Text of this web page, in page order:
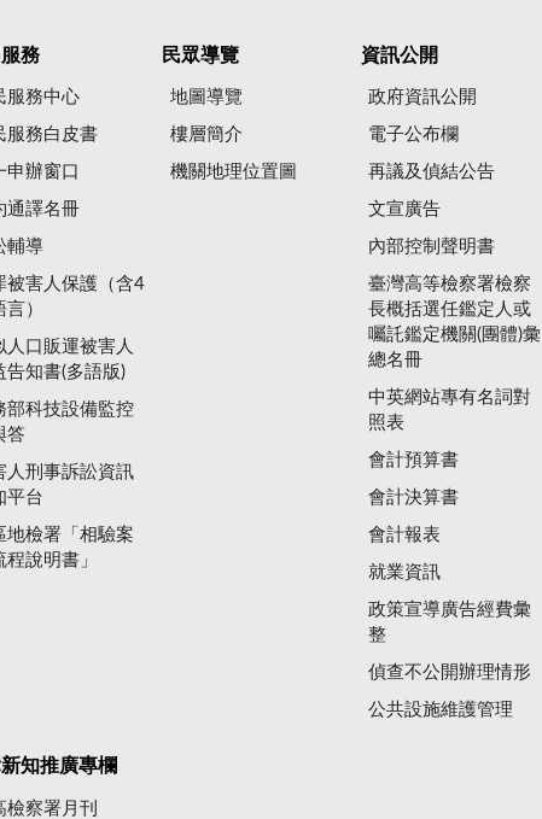
務
服務中心
服務白皮書
申辦窗口
通譯名冊
輔導
被害人保護（含4
言）
人口販運被害人
告知書(多語版)
部科技設備監控
答
人刑事訴訟資訊
平台
地檢署「相驗案
程說明書」
民眾導覽
地圖導覽
樓層簡介
機關地理位置圖
資訊公開
政府資訊公開
電子公布欄
再議及偵結公告
文宣廣告
內部控制聲明書
臺灣高等檢察署檢察
長概括選任鑑定人或
囑託鑑定機關(團體)彙
總名冊
中英網站專有名詞對
照表
會計預算書
會計決算書
會計報表
就業資訊
政策宣導廣告經費彙
整
偵查不公開辦理情形
公共設施維護管理
知推廣專欄
檢察署月刊